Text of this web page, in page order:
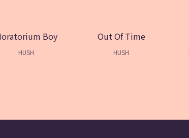
Boy
HUSH
Out Of Time
HUSH